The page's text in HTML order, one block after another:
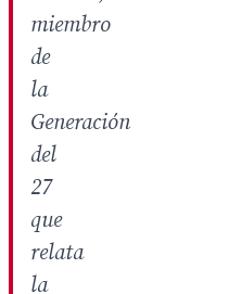
miembro
de
la
Generación
del
27
que
relata
la